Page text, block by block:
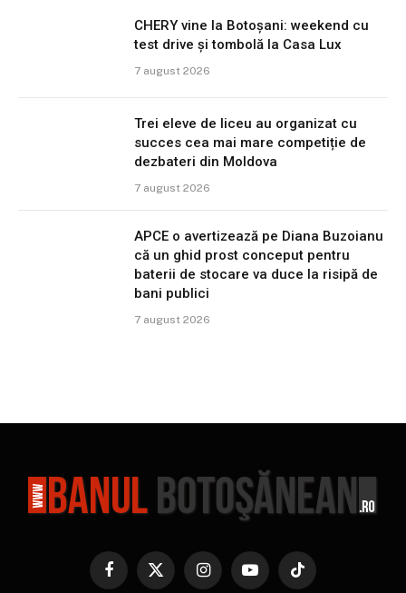
CHERY vine la Botoșani: weekend cu
test drive și tombolă la Casa Lux
7 august 2026
Trei eleve de liceu au organizat cu
succes cea mai mare competiție de
dezbateri din Moldova
7 august 2026
APCE o avertizează pe Diana Buzoianu
că un ghid prost conceput pentru
baterii de stocare va duce la risipă de
bani publici
7 august 2026
Facebook
X
InstagramYouTubeTikTok